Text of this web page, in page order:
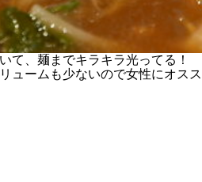
て、麺までキラキラ光ってる！
ュームも少ないので女性にオスス